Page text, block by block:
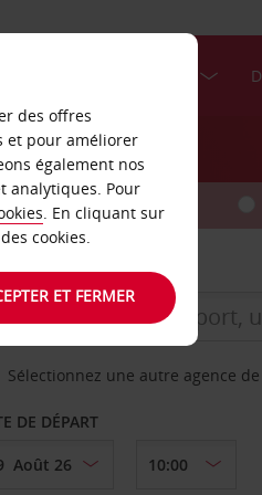
VOITURE
DE DÉPART
Sélectionnez une autre agence
DE DÉPART
des offres
et pour améliorer
également nos
analytiques. Pour
. En cliquant sur
cookies.
ET FERMER